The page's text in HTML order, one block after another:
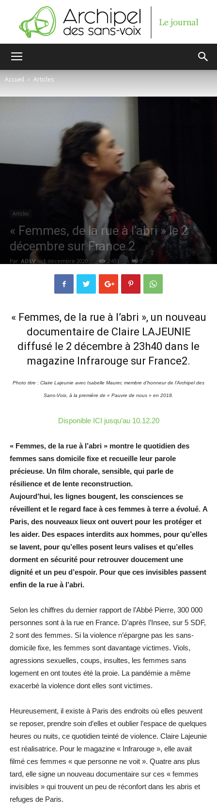
sans-
Accueil Articles
Articles
« Femmes, de la rue à l’abri » le 2
décembre sur France 2
Par ADSV - 1 décembre 2020 2451 0
« Femmes, de la rue à l’abri », un nouveau
documentaire de Claire LAJEUNIE
diffusé le 2 décembre à 23h40 dans le
magazine Infrarouge sur France2.
Photo titre : Claire Lajeunie avec Isabelle Maurer, membre d’honneur de l’Archipel des
Sans-Voix, à la première de « Pauvre de nous » en 2018.
Disponible ICI jusqu’au 10.12.20
« Femmes, de la rue à l’abri » montre le quotidien des
femmes sans domicile fixe et recueille leur parole
précieuse. Un film chorale, sensible, qui parle de
résilience et de lente reconstruction.
Aujourd’hui, les lignes bougent, les consciences se
réveillent et le regard face à ces femmes à terre a évolué. A
Paris, des nouveaux lieux ont ouvert pour les protéger et
les aider. Des espaces interdits aux hommes, pour qu’elles
se lavent, pour qu’elles posent leurs valises et qu’elles
dorment en sécurité pour retrouver doucement une
dignité et un peu d’espoir. Pour que ces invisibles passent
enfin de la rue à l’abri.
Selon les chiffres du dernier rapport de l’Abbé Pierre, 300 000
personnes sont à la rue en France. D’après l’Insee, sur 5 SDF,
2 sont des femmes. Si la violence n’épargne pas les sans-
domicile fixe, les femmes sont davantage victimes. Viols,
agressions sexuelles, coups, insultes, les femmes sans
logement en ont toutes été la proie. La pandémie a même
exacerbé la violence dont elles sont victimes.
Heureusement, il existe à Paris des endroits où elles peuvent
se reposer, prendre soin d’elles et oublier l’espace de quelques
heures ou nuits, ce quotidien teinté de violence. Claire Lajeunie
est réalisatrice. Pour le magazine « Infrarouge », elle avait
filmé ces femmes « que personne ne voit ». Quatre ans plus
tard, elle signe un nouveau documentaire sur ces « femmes
invisibles » qui trouvent un peu de réconfort dans les abris et
refuges de Paris.